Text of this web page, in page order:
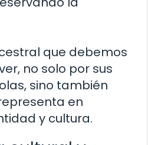
que debemos
no solo por sus
sino también
en
y cultura.